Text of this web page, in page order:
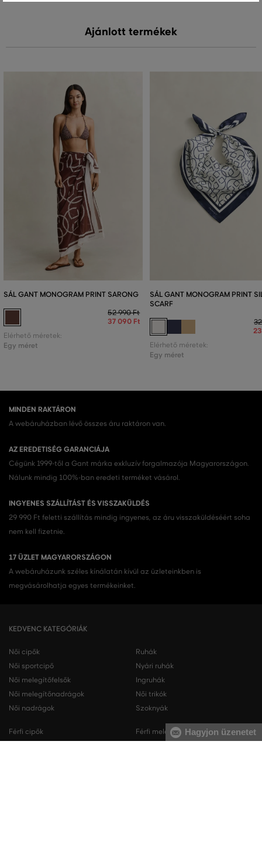
Ajánlott termékek
SÁL GANT MONOGRAM PRINT SARONG
52 990 Ft
37 090 Ft
Elérhető méretek:
Egy méret
SÁL GANT MONOGRAM PRINT
SCARF
Elérhető méretek:
Egy méret
MINDEN RAKTÁRON
A webáruházban lévő összes áru raktáron van.
AZ EREDETISÉG GARANCIÁJA
Cégünk 1999-től a Gant márka exkluzív forgalmazója Magyarországon.
Nálunk mindig 100%-ban eredeti terméket vásárol.
INGYENES SZÁLLÍTÁST ÉS VISSZAKÜLDÉS
29 990 Ft feletti szállítás mindig ingyenes, az áru visszaküldéséért soha
nem kell fizetnie.
17 ÜZLET MAGYARORSZÁGON
A webáruházunk széles kínálatán kívül az üzleteinkben is
megvásárolhatja egyes termékeinket.
KEDVENC KATEGÓRIÁK
Női cipők
Női sportcipő
Női melegítőfelsők
Női melegítőnadrágok
Női nadrágok
Ruhák
Nyári ruhák
Ingruhák
Női trikók
Szoknyák
Férfi cipők
Férfi melegítőfelsőkHagyjon üzenetet